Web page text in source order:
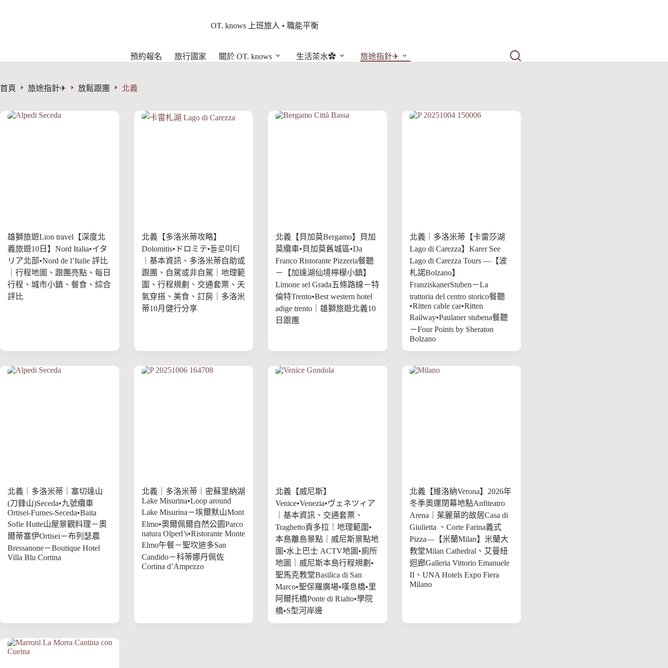
OT. knows 上班旅人 • 職能平衡
預約報名 旅行國家 關於 OT. knows 生活茶水✿ 旅途指針✈︎
首頁 旅途指針✈︎ 放鬆跟團 北義
雄獅旅遊Lion travel【深度北
義旅遊10日】Nord Italia•イタ
リア北部•Nord de l’Italie 評比
｜行程地圖、跟團亮點、每日
行程、城市小鎮、餐食、綜合
評比
北義【多洛米蒂攻略】
Dolomitis•ドロミテ•돌로미티
｜基本資訊、多洛米蒂自助或
跟團、自駕或非自駕｜地理範
圍、行程規劃、交通套票、天
氣穿搭、美食、訂房｜多洛米
蒂10月健行分享
北義【貝加莫Bergamo】貝加
莫纜車•貝加莫舊城區•Da
Franco Ristorante Pizzeria餐聽
－【加達湖仙境檸檬小鎮】
Limone sel Grada五條路線－特
倫特Trento•Best western hotel
adige trento｜雄獅旅遊北義10
日跟團
北義｜多洛米蒂【卡雷莎湖
Lago di Carezza】Karer See
Lago di Carezza Tours —【波
札諾Bolzano】
FranziskanerStuben－La
trattoria del centro storico餐聽
•Ritten cable car•Ritten
Railway•Paulaner stubena餐聽
－Four Points by Sheraton
Bolzano
北義｜多洛米蒂｜塞切達山
(刀鋒山)Seceda•九號纜車
Ortisei-Furnes-Seceda•Baita
Sofie Hutte山屋景觀料理－奧
爾蒂塞伊Ortisei－布列瑟農
Bressanone－Boutique Hotel
Villa Blu Cortina
北義｜多洛米蒂｜密蘇里納湖
Lake Misurina•Loop around
Lake Misurina－埃爾默山Mont
Elmo•奧爾佩爾自然公園Parco
natura Olperl’s•Ristorante Monte
Elmo午餐－聖坎迪多San
Candido－科蒂娜丹佩佐
Cortina d’Ampezzo
北義【威尼斯】
Venice•Venezia•ヴェネツィア
｜基本資訊、交通套票、
Traghetto貢多拉｜地理範圍•
本島離島景點｜威尼斯景點地
圖•水上巴士 ACTV地圖•廁所
地圖｜威尼斯本島行程規劃•
聖馬克教堂Basilica di San
Marco•聖保羅廣場•嘆息橋•里
阿爾托橋Ponte di Rialto•學院
橋•S型河岸邊
北義【維洛納Verona】2026年
冬季奧運閉幕地點Anfiteatro
Arena｜茱麗葉的故居Casa di
Giulietta 、Corte Farina義式
Pizza—【米蘭Milan】米蘭大
教堂Milan Cathedral、艾曼紐
迴廊Galleria Vittorio Emanuele
II、UNA Hotels Expo Fiera
Milano